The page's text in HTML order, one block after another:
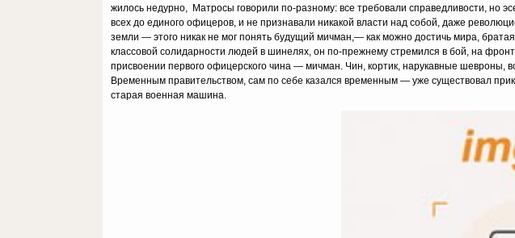
жилось недурно, Матросы говорили по-разному: все требовали справедливости, но
всех до единого офицеров, и не признавали никакой власти над собой, даже
земли — этого никак не мог понять будущий мичман,— как можно достичь мира,
классовой солидарности людей в шинелях, он по-прежнему стремился в бой, на
присвоении первого офицерского чина — мичман. Чин, кортик, нарукавные шевроны,
Временным правительством, сам по себе казался временным — уже существовал
старая военная машина.